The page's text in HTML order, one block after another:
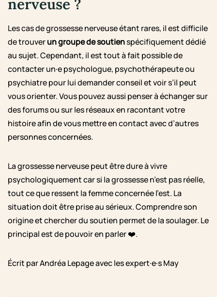
nerveuse ?
Les cas de grossesse nerveuse étant rares, il est difficile
de trouverun groupe de soutienspécifiquement dédié
au sujet. Cependant, il est tout à fait possible de
contacter un·e psychologue, psychothérapeute ou
psychiatre pour lui demander conseil et voir s’il peut
vous orienter. Vous pouvez aussi penser à échanger sur
des forums ou sur les réseaux en racontant votre
histoire afin de vous mettre en contact avec d’autres
personnes concernées.
La grossesse nerveuse peut être dure à vivre
psychologiquement car si la grossesse n’est pas réelle,
tout ce que ressent la femme concernée l’est. La
situation doit être prise au sérieux. Comprendre son
origine et chercher du soutien permet de la soulager. Le
principal est de pouvoir en parler ❤️.
Écrit par Andréa Lepage avec les expert·e·s May